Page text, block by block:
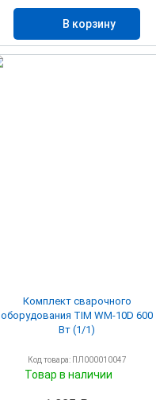
В корзину
Комплект сварочного
оборудования TIM WM-10D 600
Вт (1/1)
Код товара: ПЛ000010047
Товар в наличии